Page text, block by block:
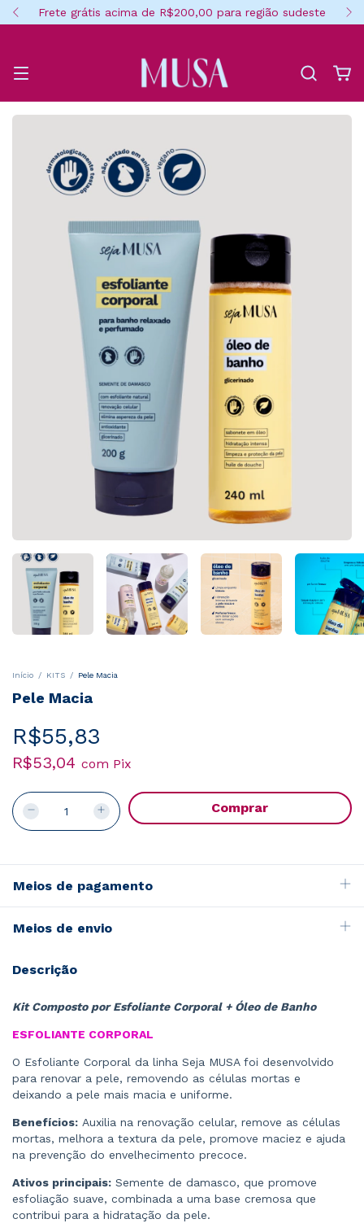
Frete grátis acima de R$200,00 para região sudeste
Início / KITS / Pele Macia
Pele Macia
R$55,83
R$53,04 com Pix
Meios de pagamento
Meios de envio
Descrição
Kit Composto por Esfoliante Corporal + Óleo de Banho
ESFOLIANTE CORPORAL
O Esfoliante Corporal da linha Seja MUSA foi desenvolvido
para renovar a pele, removendo as células mortas e
deixando a pele mais macia e uniforme.
Benefícios: Auxilia na renovação celular, remove as células
mortas, melhora a textura da pele, promove maciez e ajuda
na prevenção do envelhecimento precoce.
Ativos principais: Semente de damasco, que promove
esfoliação suave, combinada a uma base cremosa que
contribui para a hidratação da pele.